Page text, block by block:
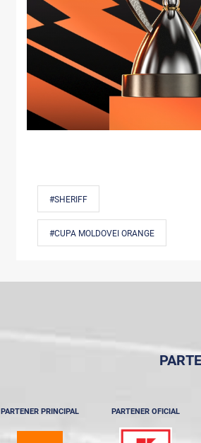
#SHERIFF
#CUPA MOLDOVEI ORANGE
PARTENER PRINCIPAL PARTENER OFICIAL